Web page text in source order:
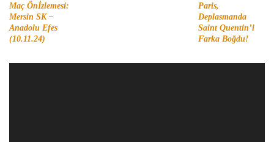
Maç Önİzlemesi:
Mersin SK –
Anadolu Efes
(10.11.24)
Paris,
Deplasmanda
Saint Quentin’i
Farka Boğdu!